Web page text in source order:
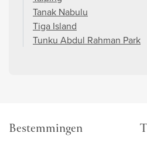
Tanak Nabulu
Tiga Island
Tunku Abdul Rahman Park
Bestemmingen